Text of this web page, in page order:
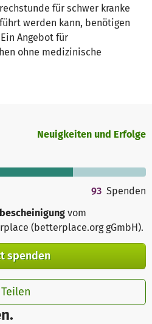
für schwer kranke
werden kann, benötigen
Angebot für
ohne medizinische
Neuigkeiten und Erfolge
93 Spenden
vom
(betterplace.org gGmbH).
spenden
Teilen